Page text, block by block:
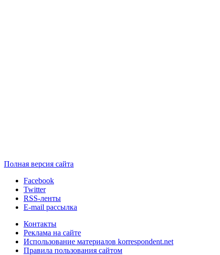
Полная версия сайта
Facebook
Twitter
RSS-ленты
E-mail рассылка
Контакты
Реклама на сайте
Использование материалов korrespondent.net
Правила пользования сайтом